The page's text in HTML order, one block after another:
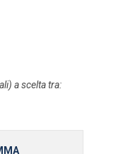
a scelta tra: